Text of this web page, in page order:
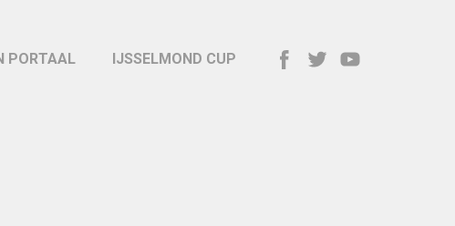
PORTAAL IJSSELMOND CUP